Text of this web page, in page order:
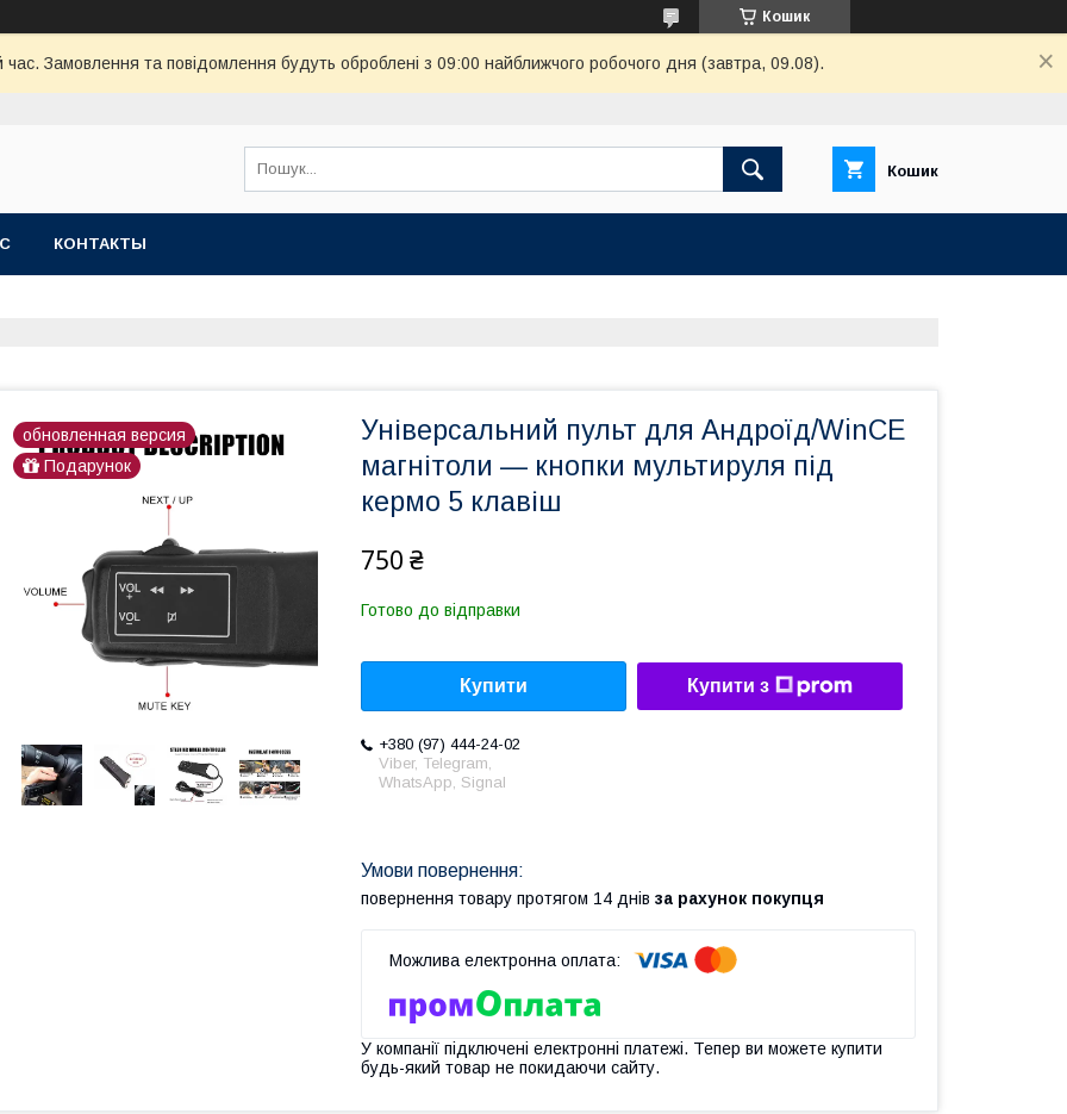
Кошик
час. Замовлення та повідомлення будуть оброблені з 09:00 найближчого робочого дня (завтра, 09.08).
Кошик
КОНТАКТЫ
обновленная версия
Подарунок
Універсальний пульт для Андроїд/WinCE
магнітоли — кнопки мультируля під
кермо 5 клавіш
750 ₴
Готово до відправки
Купити Купити з
+380 (97) 444-24-02
Viber, Telegram,
WhatsApp, Signal
повернення товару протягом 14 днів за рахунок покупця
У компанії підключені електронні платежі. Тепер ви можете купити
будь-який товар не покидаючи сайту.